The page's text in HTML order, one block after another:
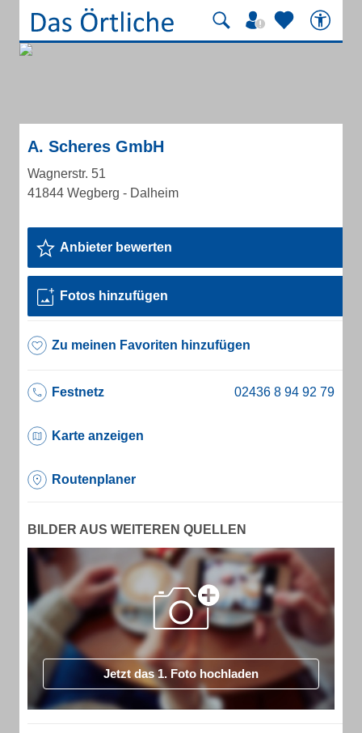
A. Scheres GmbH
Wagnerstr. 51
41844 Wegberg - Dalheim
Anbieter bewerten
Fotos hinzufügen
Zu meinen Favoriten hinzufügen
Festnetz
Karte anzeigen
Routenplaner
BILDER AUS WEITEREN QUELLEN
Jetzt das 1. Foto hochladen